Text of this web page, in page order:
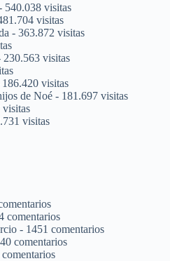
540.038 visitas
visitas
- 363.872 visitas
230.563 visitas
186.420 visitas
de Noé - 181.697 visitas
visitas
comentarios
- 1451 comentarios
comentarios